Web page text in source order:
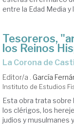
entre la Edad Media y
Tesoreros,
los Reinos
la Corona de
Editor/a . García
Instituto de Estudios
Esta obra trata sobre
los clérigos, los
judios y musulmanes